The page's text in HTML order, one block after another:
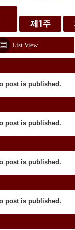
List View
post is published.
post is published.
post is published.
post is published.